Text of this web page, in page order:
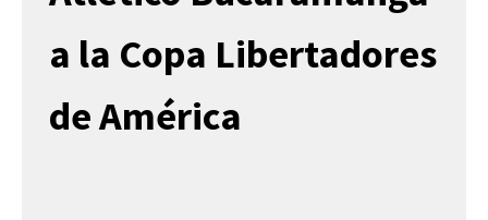
a la Copa Libertadores
de América